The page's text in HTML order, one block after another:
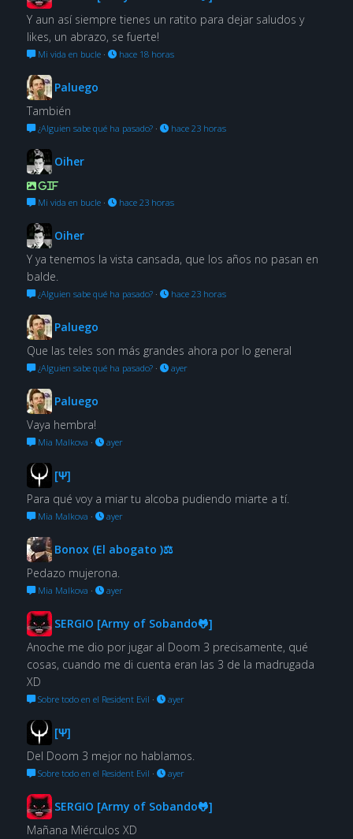
Y aun así siempre tienes un ratito para dejar saludos y
likes, un abrazo, se fuerte!
Mi vida en bucle· hace 18 horas
Paluego
También
¿Alguien sabe qué ha pasado?· hace 23 horas
Oiher
GIF
Mi vida en bucle· hace 23 horas
Oiher
Y ya tenemos la vista cansada, que los años no pasan en
balde.
¿Alguien sabe qué ha pasado?· hace 23 horas
Paluego
Que las teles son más grandes ahora por lo general
¿Alguien sabe qué ha pasado?· ayer
Paluego
Vaya hembra!
Mia Malkova · ayer
[Ψ]
Para qué voy a miar tu alcoba pudiendo miarte a tí.
Mia Malkova · ayer
Bonox (El abogato )⚖
Pedazo mujerona.
Mia Malkova · ayer
SERGIO [Army of Sobando🐸]
Anoche me dio por jugar al Doom 3 precisamente, qué
cosas, cuando me di cuenta eran las 3 de la madrugada
XD
Sobre todo en el Resident Evil · ayer
[Ψ]
Del Doom 3 mejor no hablamos.
Sobre todo en el Resident Evil · ayer
SERGIO [Army of Sobando🐸]
Mañana Miérculos XD